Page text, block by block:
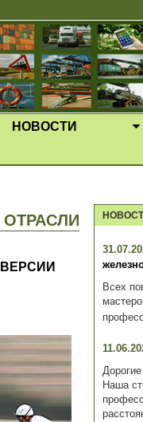
МЕНЮ
НОВОСТИ
Всех
Наша